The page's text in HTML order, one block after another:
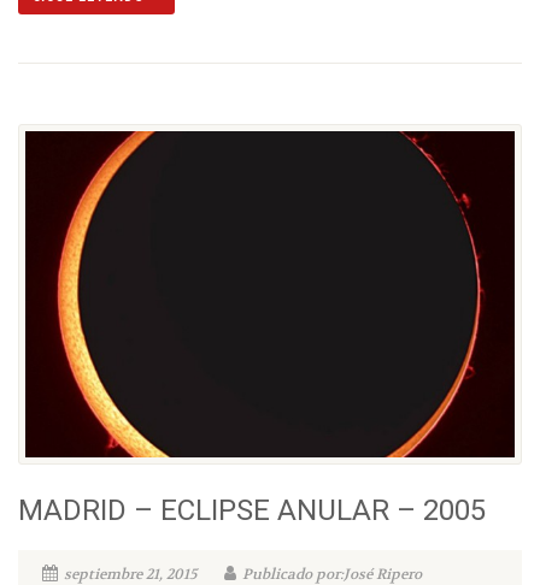
MADRID – ECLIPSE ANULAR – 2005
septiembre 21, 2015
Publicado por:José Ripero